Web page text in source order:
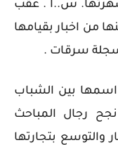
س..ا . عقب
من اخبار بقيامها
سرقات .
بين الشباب
رجال المباحث
والتوسع بتجارتها